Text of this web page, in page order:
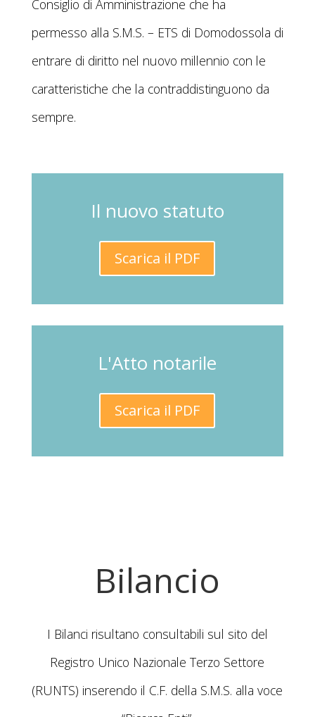
Consiglio di Amministrazione che ha
permesso alla S.M.S. – ETS di Domodossola di
entrare di diritto nel nuovo millennio con le
caratteristiche che la contraddistinguono da
sempre.
Il nuovo statuto
Scarica il PDF
L'Atto notarile
Scarica il PDF
Bilancio
I Bilanci risultano consultabili sul sito del
Registro Unico Nazionale Terzo Settore
(RUNTS) inserendo il C.F. della S.M.S. alla voce